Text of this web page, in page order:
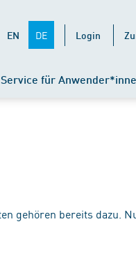
EN DE Login
Service für
gehören bereits dazu.